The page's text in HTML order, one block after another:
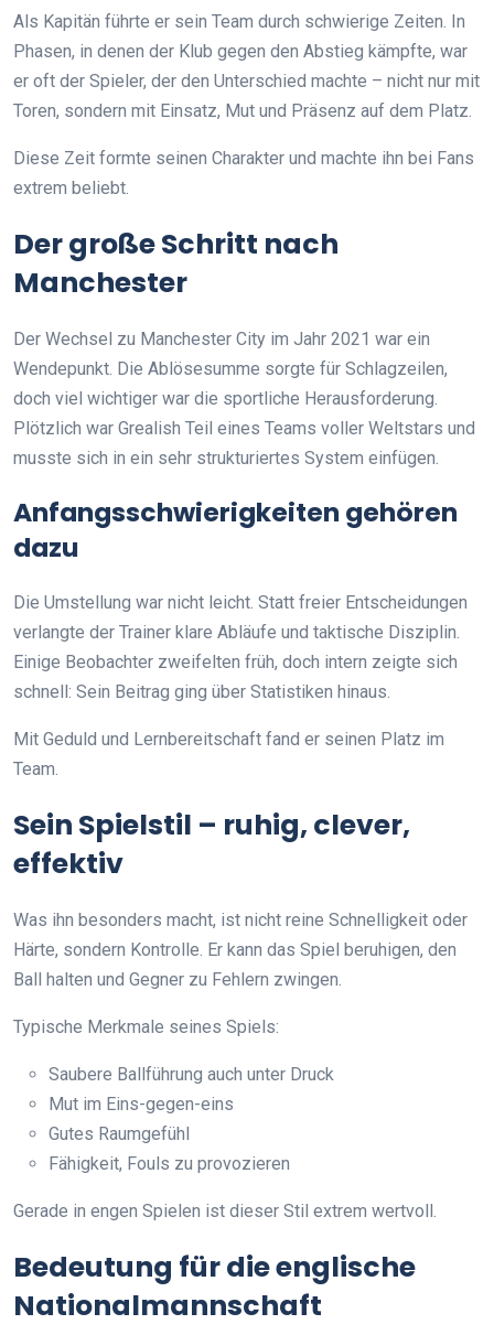
Als Kapitän führte er sein Team durch schwierige Zeiten. In
Phasen, in denen der Klub gegen den Abstieg kämpfte, war
er oft der Spieler, der den Unterschied machte – nicht nur mit
Toren, sondern mit Einsatz, Mut und Präsenz auf dem Platz.
Diese Zeit formte seinen Charakter und machte ihn bei Fans
extrem beliebt.
Der große Schritt nach
Manchester
Der Wechsel zu Manchester City im Jahr 2021 war ein
Wendepunkt. Die Ablösesumme sorgte für Schlagzeilen,
doch viel wichtiger war die sportliche Herausforderung.
Plötzlich war Grealish Teil eines Teams voller Weltstars und
musste sich in ein sehr strukturiertes System einfügen.
Anfangsschwierigkeiten gehören
dazu
Die Umstellung war nicht leicht. Statt freier Entscheidungen
verlangte der Trainer klare Abläufe und taktische Disziplin.
Einige Beobachter zweifelten früh, doch intern zeigte sich
schnell: Sein Beitrag ging über Statistiken hinaus.
Mit Geduld und Lernbereitschaft fand er seinen Platz im
Team.
Sein Spielstil – ruhig, clever,
effektiv
Was ihn besonders macht, ist nicht reine Schnelligkeit oder
Härte, sondern Kontrolle. Er kann das Spiel beruhigen, den
Ball halten und Gegner zu Fehlern zwingen.
Typische Merkmale seines Spiels:
Saubere Ballführung auch unter Druck
Mut im Eins-gegen-eins
Gutes Raumgefühl
Fähigkeit, Fouls zu provozieren
Gerade in engen Spielen ist dieser Stil extrem wertvoll.
Bedeutung für die englische
Nationalmannschaft